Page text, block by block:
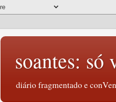
soantes: só
diário fragmentado e